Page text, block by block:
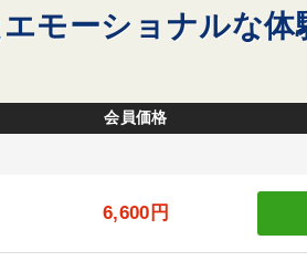
モーショナルな体
会員価格
6,600円